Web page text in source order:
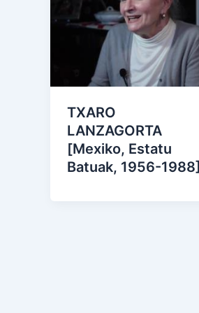
TXARO
LANZAGORTA
[Mexiko, Estatu
Batuak, 1956-1988]